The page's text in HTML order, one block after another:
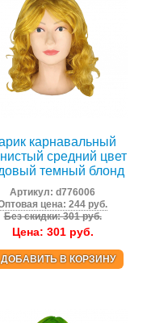
карнавальный
средний цвет
темный блонд
Артикул:d776006
цена: 244 руб.
Без скидки: 301 руб.
Цена: 301руб.
ДОБАВИТЬ В КОРЗИНУ